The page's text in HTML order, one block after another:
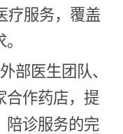
疗服务，覆盖
部医生团队、
合作药店，提
陪诊服务的完